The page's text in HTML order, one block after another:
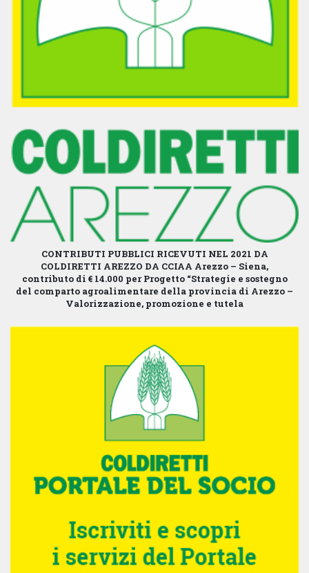
CONTRIBUTI PUBBLICI RICEVUTI NEL 2021 DA
COLDIRETTI AREZZO DA CCIAA Arezzo – Siena,
contributo di € 14.000 per Progetto “Strategie e sostegno
del comparto agroalimentare della provincia di Arezzo –
Valorizzazione, promozione e tutela